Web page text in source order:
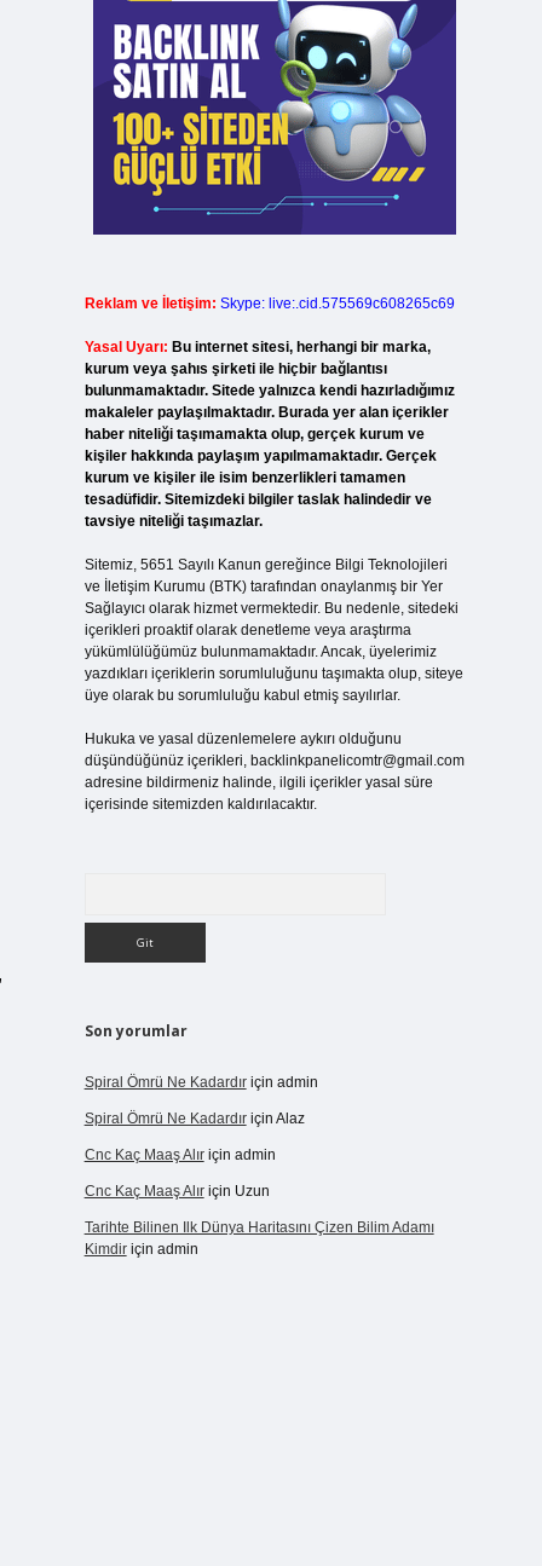
Reklam ve İletişim: Skype: live:.cid.575569c608265c69
Yasal Uyarı: Bu internet sitesi, herhangi bir marka,
kurum veya şahıs şirketi ile hiçbir bağlantısı
bulunmamaktadır. Sitede yalnızca kendi hazırladığımız
makaleler paylaşılmaktadır. Burada yer alan içerikler
haber niteliği taşımamakta olup, gerçek kurum ve
kişiler hakkında paylaşım yapılmamaktadır. Gerçek
kurum ve kişiler ile isim benzerlikleri tamamen
tesadüfidir. Sitemizdeki bilgiler taslak halindedir ve
tavsiye niteliği taşımazlar.
Sitemiz, 5651 Sayılı Kanun gereğince Bilgi Teknolojileri
ve İletişim Kurumu (BTK) tarafından onaylanmış bir Yer
Sağlayıcı olarak hizmet vermektedir. Bu nedenle, sitedeki
içerikleri proaktif olarak denetleme veya araştırma
yükümlülüğümüz bulunmamaktadır. Ancak, üyelerimiz
yazdıkları içeriklerin sorumluluğunu taşımakta olup, siteye
üye olarak bu sorumluluğu kabul etmiş sayılırlar.
Hukuka ve yasal düzenlemelere aykırı olduğunu
düşündüğünüz içerikleri, backlinkpanelicomtr@gmail.com
adresine bildirmeniz halinde, ilgili içerikler yasal süre
içerisinde sitemizden kaldırılacaktır.
Son yorumlar
Spiral Ömrü Ne Kadardıriçin admin
Spiral Ömrü Ne Kadardıriçin Alaz
Cnc Kaç Maaş Alıriçin admin
Cnc Kaç Maaş Alıriçin Uzun
Tarihte Bilinen Ilk Dünya Haritasını Çizen Bilim Adamı
Kimdiriçin admin